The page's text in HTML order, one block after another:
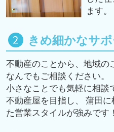
ます。
きめ細かなサ
不動産のことから、地域の
なんでもご相談ください。
小さなことでも気軽に相談
不動産屋を目指し、 蒲田に
た営業スタイルが強みです！